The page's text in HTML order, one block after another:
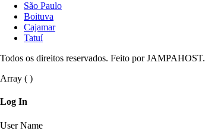
São Paulo
Boituva
Cajamar
Tatuí
Todos os direitos reservados. Feito por JAMPAHOST.
Array ( )
Log In
User Name